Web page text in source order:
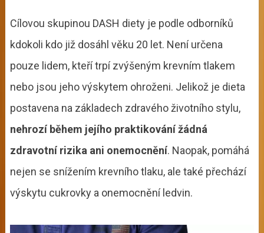
Cílovou skupinou DASH diety je podle odborníků
kdokoli kdo již dosáhl věku 20 let. Není určena
pouze lidem, kteří trpí zvýšeným krevním tlakem
nebo jsou jeho výskytem ohroženi. Jelikož je dieta
postavena na základech zdravého životního stylu,
nehrozí během jejího praktikování žádná
zdravotní rizika ani onemocnění. Naopak, pomáhá
nejen se snížením krevního tlaku, ale také přechází
výskytu cukrovky a onemocnění ledvin.